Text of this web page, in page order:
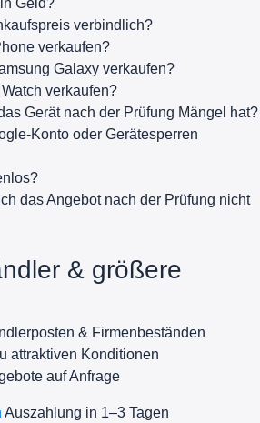
verbindlich?
verkaufen?
Galaxy verkaufen?
verkaufen?
Gerät nach der Prüfung Mängel hat?
Konto oder Gerätesperren
das Angebot nach der Prüfung nicht
& größere
& Firmenbeständen
attraktiven Konditionen
auf Anfrage
Auszahlung in 1–3 Tagen